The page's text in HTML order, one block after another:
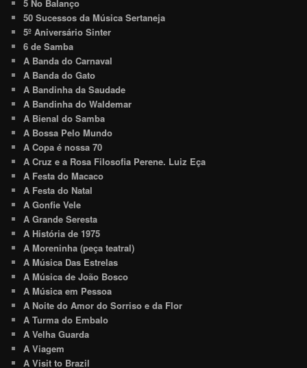
5 No Balanço
50 Sucessos da Música Sertaneja
5º Aniversário Sinter
6 de Samba
A Banda do Carnaval
A Banda do Gato
A Bandinha da Saudade
A Bandinha do Waldemar
A Bienal do Samba
A Bossa Pelo Mundo
A Copa é nossa 70
A Cruz e a Rosa Filosofia Perene. Luiz Eça
A Festa do Macaco
A Festa do Natal
A Gonfie Vele
A Grande Seresta
A História de 1975
A Moreninha (peça teatral)
A Música Das Estrelas
A Música de João Bosco
A Música em Pessoa
A Noite do Amor do Sorriso e da Flor
A Turma do Embalo
A Velha Guarda
A Viagem
A Visit to Brazil